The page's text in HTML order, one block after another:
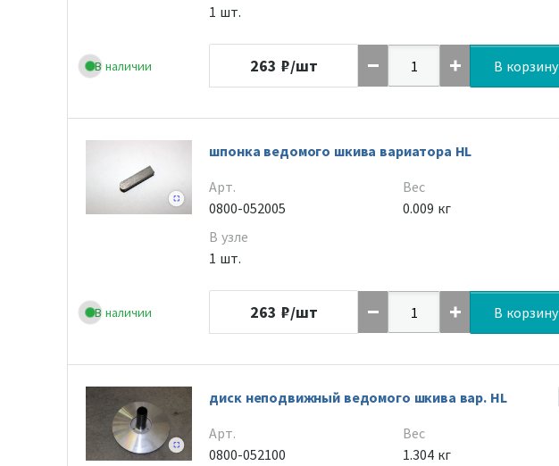
В наличии
1 шт.
263 ₽/шт В корзину
В наличии
шпонка ведомого шкива вариатора HL
Арт.
0800-052005
В узле
1 шт.
Вес
0.009 кг
263 ₽/шт В корзину
диск неподвижный ведомого шкива вар. HL
Арт.
0800-052100
Вес
1.304 кг